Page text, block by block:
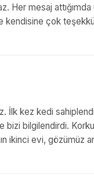
Her mesaj
kendisine çok
İlk kez kedi
bilgilendirdi.
ikinci evi, gözümüz